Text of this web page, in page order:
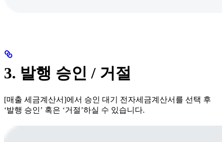
3. 발행 승인 / 거절
[매출 세금계산서]에서 승인 대기 전자세금계산서를 선택 후
‘발행 승인’ 혹은 ‘거절’하실 수 있습니다.